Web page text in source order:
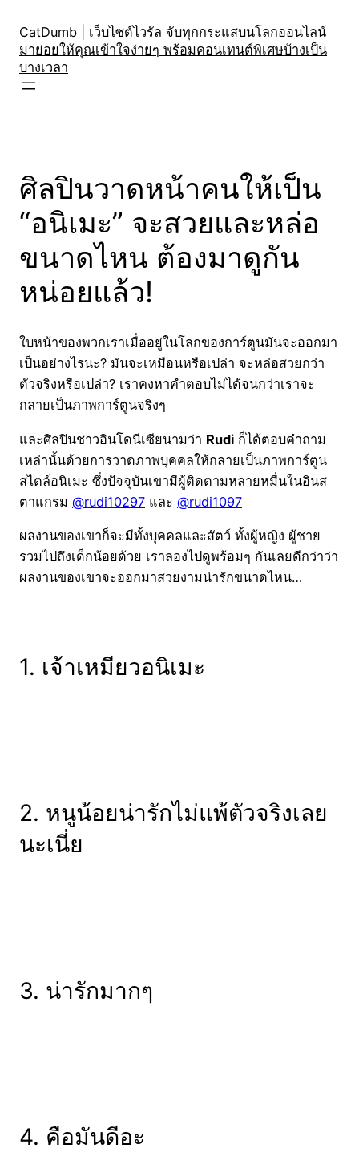
content
CatDumb | เว็บไซต์ไวรัล จับทุกกระแสบนโลกออนไลน์
มาย่อยให้คุณเข้าใจง่ายๆ พร้อมคอนเทนต์พิเศษบ้างเป็น
บางเวลา
ศิลปินวาดหน้าคนให้เป็น
“อนิเมะ” จะสวยและหล่อ
ขนาดไหน ต้องมาดูกัน
หน่อยแล้ว!
ใบหน้าของพวกเราเมื่ออยู่ในโลกของการ์ตูนมันจะออกมา
เป็นอย่างไรนะ? มันจะเหมือนหรือเปล่า จะหล่อสวยกว่า
ตัวจริงหรือเปล่า? เราคงหาคำตอบไม่ได้จนกว่าเราจะ
กลายเป็นภาพการ์ตูนจริงๆ
และศิลปินชาวอินโดนีเซียนามว่า Rudi ก็ได้ตอบคำถาม
เหล่านั้นด้วยการวาดภาพบุคคลให้กลายเป็นภาพการ์ตูน
สไตล์อนิเมะ ซึ่งปัจจุบันเขามีผู้ติดตามหลายหมื่นในอินส
ตาแกรม @rudi10297 และ @rudi1097
ผลงานของเขาก็จะมีทั้งบุคคลและสัตว์ ทั้งผู้หญิง ผู้ชาย
รวมไปถึงเด็กน้อยด้วย เราลองไปดูพร้อมๆ กันเลยดีกว่าว่า
ผลงานของเขาจะออกมาสวยงามน่ารักขนาดไหน…
1. เจ้าเหมียวอนิเมะ
2. หนูน้อยน่ารักไม่แพ้ตัวจริงเลย
นะเนี่ย
3. น่ารักมากๆ
4. คือมันดีอะ